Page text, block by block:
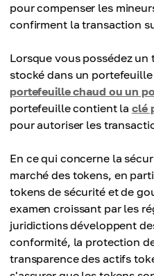
pour compenser les
confirment la transaction
Lorsque vous possédez
stocké dans un
portefeuille chaud ou un
portefeuille contient laclé
pour autoriser les
En ce qui concerne la
marché des tokens, en
tokens de sécurité et de
examen croissant par les
juridictions développent
conformité, la protection
transparence des actifs